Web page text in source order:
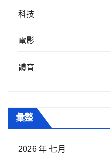
科技
電影
體育
彙整
2026 年 七月